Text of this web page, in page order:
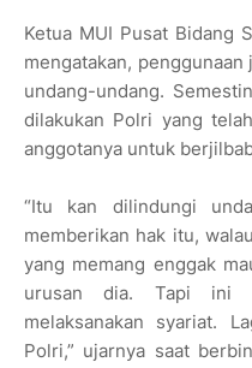
Ketua MUI Pusat Bidang
mengatakan,
undang-undang.
dilakukan Polri yang
anggotanya untuk
“Itu kan dilindungi
memberikan hak itu,
yang memang enggak
urusan dia. Tapi ini
melaksanakan syariat.
Polri,” ujarnya saat